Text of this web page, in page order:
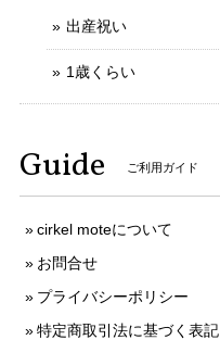
出産祝い
1歳くらい
Guide ご利用ガイド
cirkel moteについて
お問合せ
プライバシーポリシー
特定商取引法に基づく表記